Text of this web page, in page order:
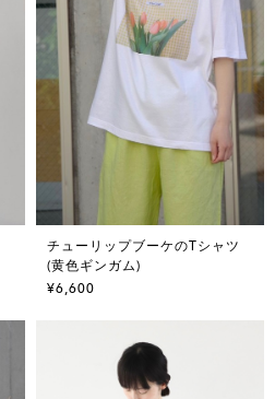
チューリップブーケのTシャツ
(黄色ギンガム)
¥6,600